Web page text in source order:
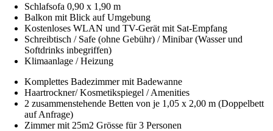
Schlafsofa 0,90 x 1,90 m
Balkon mit Blick auf Umgebung
Kostenloses WLAN und TV-Gerät mit Sat-Empfang
Schreibtisch / Safe (ohne Gebühr) / Minibar (Wasser und
Softdrinks inbegriffen)
Klimaanlage / Heizung
Komplettes Badezimmer mit Badewanne
Haartrockner/ Kosmetikspiegel / Amenities
2 zusammenstehende Betten von je 1,05 x 2,00 m (Doppelbett
auf Anfrage)
Zimmer mit 25m2 Grösse für 3 Personen